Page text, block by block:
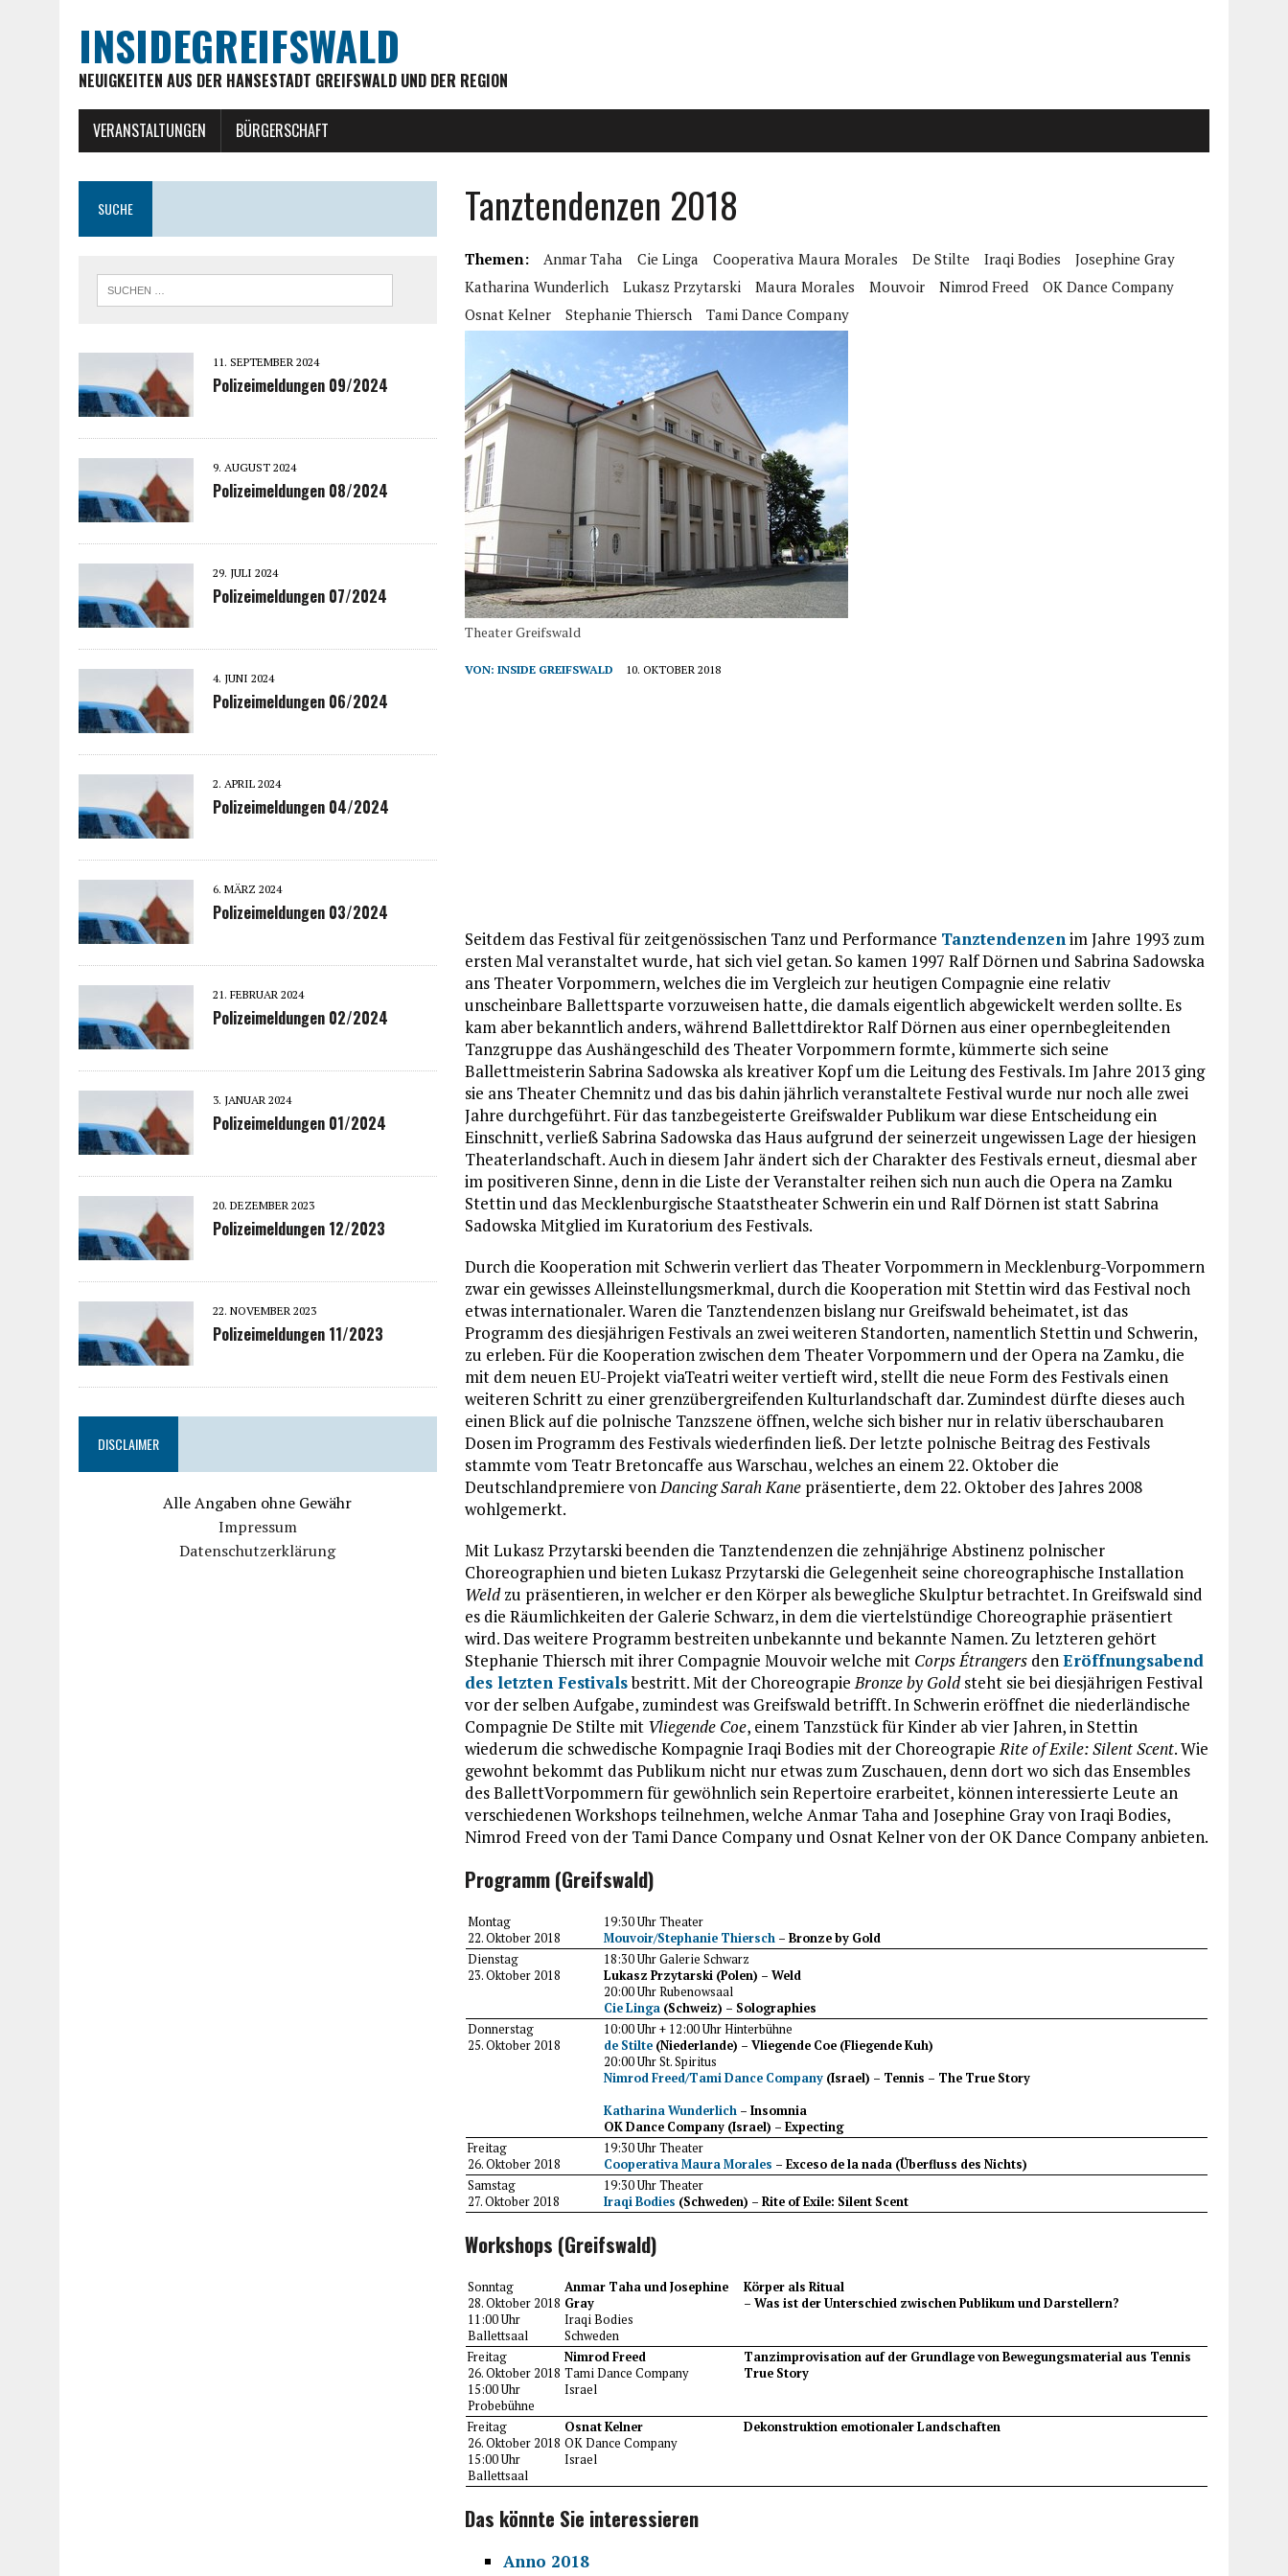
INSIDEGREIFSWALD
NEUIGKEITEN AUS DER HANSESTADT GREIFSWALD UND DER REGION
VERANSTALTUNGEN BÜRGERSCHAFT
Tanztendenzen 2018
Themen: Anmar Taha Cie Linga Cooperativa Maura Morales De Stilte Iraqi Bodies
Josephine Gray
Katharina Wunderlich
Lukasz Przytarski Maura Morales Mouvoir Nimrod Freed
OK Dance Company
Osnat Kelner
Stephanie Thiersch Tami Dance Company
Theater Greifswald
VON:INSIDE GREIFSWALD 10. OKTOBER 2018
Seitdem das Festival für zeitgenössischen Tanz und Performance Tanztendenzenim Jahre 1993 zum
ersten Mal veranstaltet wurde, hat sich viel getan. So kamen 1997 Ralf Dörnen und Sabrina Sadowska
ans Theater Vorpommern, welches die im Vergleich zur heutigen Compagnie eine relativ
unscheinbare Ballettsparte vorzuweisen hatte, die damals eigentlich abgewickelt werden sollte. Es
kam aber bekanntlich anders, während Ballettdirektor Ralf Dörnen aus einer opernbegleitenden
Tanzgruppe das Aushängeschild des Theater Vorpommern formte, kümmerte sich seine
Ballettmeisterin Sabrina Sadowska als kreativer Kopf um die Leitung des Festivals. Im Jahre 2013 ging
sie ans Theater Chemnitz und das bis dahin jährlich veranstaltete Festival wurde nur noch alle zwei
Jahre durchgeführt. Für das tanzbegeisterte Greifswalder Publikum war diese Entscheidung ein
Einschnitt, verließ Sabrina Sadowska das Haus aufgrund der seinerzeit ungewissen Lage der hiesigen
Theaterlandschaft. Auch in diesem Jahr ändert sich der Charakter des Festivals erneut, diesmal aber
im positiveren Sinne, denn in die Liste der Veranstalter reihen sich nun auch die Opera na Zamku
Stettin und das Mecklenburgische Staatstheater Schwerin ein und Ralf Dörnen ist statt Sabrina
Sadowska Mitglied im Kuratorium des Festivals.
Durch die Kooperation mit Schwerin verliert das Theater Vorpommern in Mecklenburg-Vorpommern
zwar ein gewisses Alleinstellungsmerkmal, durch die Kooperation mit Stettin wird das Festival noch
etwas internationaler. Waren die Tanztendenzen bislang nur Greifswald beheimatet, ist das
Programm des diesjährigen Festivals an zwei weiteren Standorten, namentlich Stettin und Schwerin,
zu erleben. Für die Kooperation zwischen dem Theater Vorpommern und der Opera na Zamku, die
mit dem neuen EU-Projekt viaTeatri weiter vertieft wird, stellt die neue Form des Festivals einen
weiteren Schritt zu einer grenzübergreifenden Kulturlandschaft dar. Zumindest dürfte dieses auch
einen Blick auf die polnische Tanzszene öffnen, welche sich bisher nur in relativ überschaubaren
Dosen im Programm des Festivals wiederfinden ließ. Der letzte polnische Beitrag des Festivals
stammte vom Teatr Bretoncaffe aus Warschau, welches an einem 22. Oktober die
Deutschlandpremiere vonDancing Sarah Kane präsentierte, dem 22. Oktober des Jahres 2008
wohlgemerkt.
Mit Lukasz Przytarski beenden die Tanztendenzen die zehnjährige Abstinenz polnischer
Choreographien und bieten Lukasz Przytarski die Gelegenheit seine choreographische Installation
Weldzu präsentieren, in welcher er den Körper als bewegliche Skulptur betrachtet. In Greifswald sind
es die Räumlichkeiten der Galerie Schwarz, in dem die viertelstündige Choreographie präsentiert
wird. Das weitere Programm bestreiten unbekannte und bekannte Namen. Zu letzteren gehört
Stephanie Thiersch mit ihrer Compagnie Mouvoir welche mit Corps Étrangers denEröffnungsabend
des letzten Festivalsbestritt. Mit der ChoreograpieBronze by Goldsteht sie bei diesjährigen Festival
vor der selben Aufgabe, zumindest was Greifswald betrifft. In Schwerin eröffnet die niederländische
Compagnie De Stilte mit Vliegende Coe, einem Tanzstück für Kinder ab vier Jahren, in Stettin
wiederum die schwedische Kompagnie Iraqi Bodies mit der ChoreograpieRite of Exile: Silent Scent. Wie
gewohnt bekommt das Publikum nicht nur etwas zum Zuschauen, denn dort wo sich das Ensembles
des BallettVorpommern für gewöhnlich sein Repertoire erarbeitet, können interessierte Leute an
verschiedenen Workshops teilnehmen, welche Anmar Taha and Josephine Gray von Iraqi Bodies,
Nimrod Freed von der Tami Dance Company und Osnat Kelner von der OK Dance Company anbieten.
Programm (Greifswald)
Montag
22. Oktober 2018
19:30 Uhr Theater
Mouvoir/Stephanie Thiersch – Bronze by Gold
Dienstag
23. Oktober 2018
18:30 Uhr Galerie Schwarz
Lukasz Przytarski (Polen) – Weld
20:00 Uhr Rubenowsaal
Cie Linga (Schweiz) – Solographies
Donnerstag
25. Oktober 2018
10:00 Uhr + 12:00 Uhr Hinterbühne
de Stilte (Niederlande) – Vliegende Coe (Fliegende Kuh)
20:00 Uhr St. Spiritus
Nimrod Freed/Tami Dance Company (Israel) – Tennis – The True Story
Katharina Wunderlich – Insomnia
OK Dance Company (Israel) – Expecting
Freitag
26. Oktober 2018
19:30 Uhr Theater
Cooperativa Maura Morales – Exceso de la nada (Überfluss des Nichts)
Samstag
27. Oktober 2018
19:30 Uhr Theater
Iraqi Bodies (Schweden) – Rite of Exile: Silent Scent
Workshops (Greifswald)
Sonntag
28. Oktober 2018
11:00 Uhr
Ballettsaal
Anmar Taha und Josephine
Gray
Iraqi Bodies
Schweden
Körper als Ritual
– Was ist der Unterschied zwischen Publikum und Darstellern?
Freitag
26. Oktober 2018
15:00 Uhr
Probebühne
Nimrod Freed
Tami Dance Company
Israel
Tanzimprovisation auf der Grundlage von Bewegungsmaterial aus Tennis
True Story
Freitag
26. Oktober 2018
15:00 Uhr
Ballettsaal
Osnat Kelner
OK Dance Company
Israel
Dekonstruktion emotionaler Landschaften
Das könnte Sie interessieren
Anno 2018
SUCHE
11. SEPTEMBER 2024
Polizeimeldungen 09/2024
9. AUGUST 2024
Polizeimeldungen 08/2024
29. JULI 2024
Polizeimeldungen 07/2024
4. JUNI 2024
Polizeimeldungen 06/2024
2. APRIL 2024
Polizeimeldungen 04/2024
6. MÄRZ 2024
Polizeimeldungen 03/2024
21. FEBRUAR 2024
Polizeimeldungen 02/2024
3. JANUAR 2024
Polizeimeldungen 01/2024
20. DEZEMBER 2023
Polizeimeldungen 12/2023
22. NOVEMBER 2023
Polizeimeldungen 11/2023
DISCLAIMER
Alle Angaben ohne Gewähr
Impressum
Datenschutzerklärung